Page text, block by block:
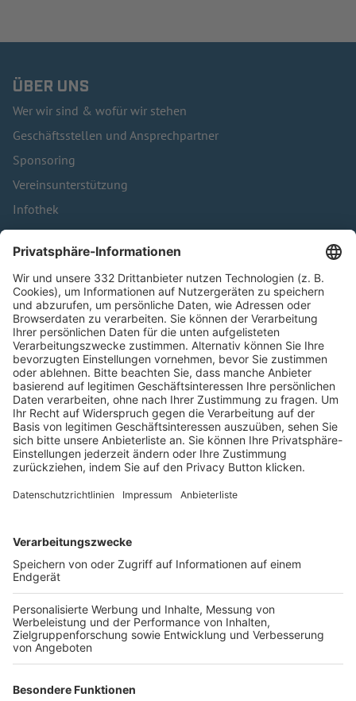
ÜBER UNS
Wer wir sind & wofür wir stehen
Geschäftsstellen und Ansprechpartner
Sponsoring
Vereinsunterstützung
Infothek
Kontakt
HÄUFIG BESUCHTE SEITEN
Pässe und Vereinswechsel
Trainerausbildung
Schulungsangebot Vereinsmitarbeiter
BFV-Geschäftsstellen
Trainerbörse
Login SpielPlus
FOLGE DEM BFV
TOP-VEREINE
TOP-PARTNER